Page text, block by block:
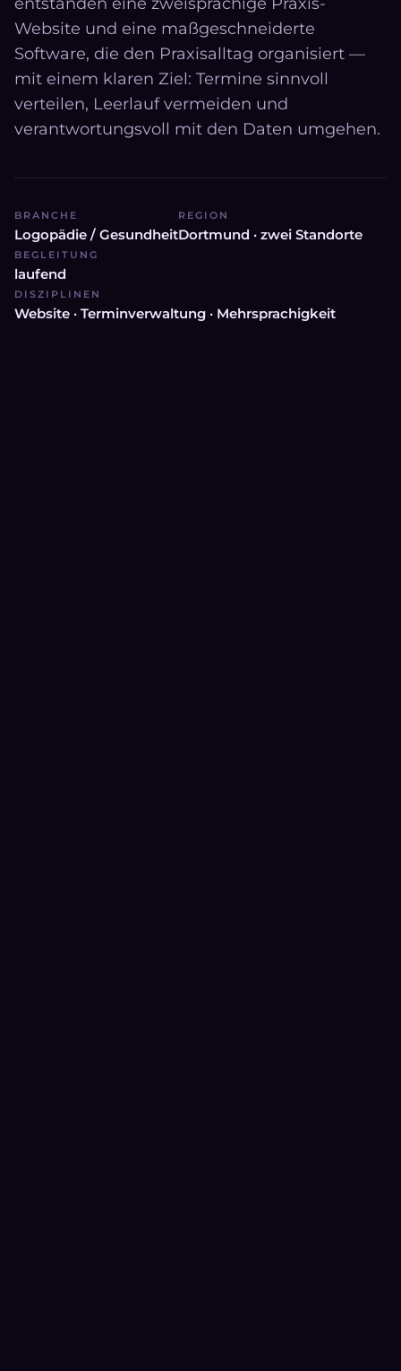
Website und eine maßgeschneiderte
Software, die den Praxisalltag organisiert —
mit einem klaren Ziel: Termine sinnvoll
verteilen, Leerlauf vermeiden und
verantwortungsvoll mit den Daten umgehen.
BRANCHE
Logopädie / Gesundheit
REGION
Dortmund · zwei Standorte
BEGLEITUNG
laufend
DISZIPLINEN
Website · Terminverwaltung · Mehrsprachigkeit